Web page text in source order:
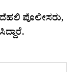
ಪೊಲೀಸರು,